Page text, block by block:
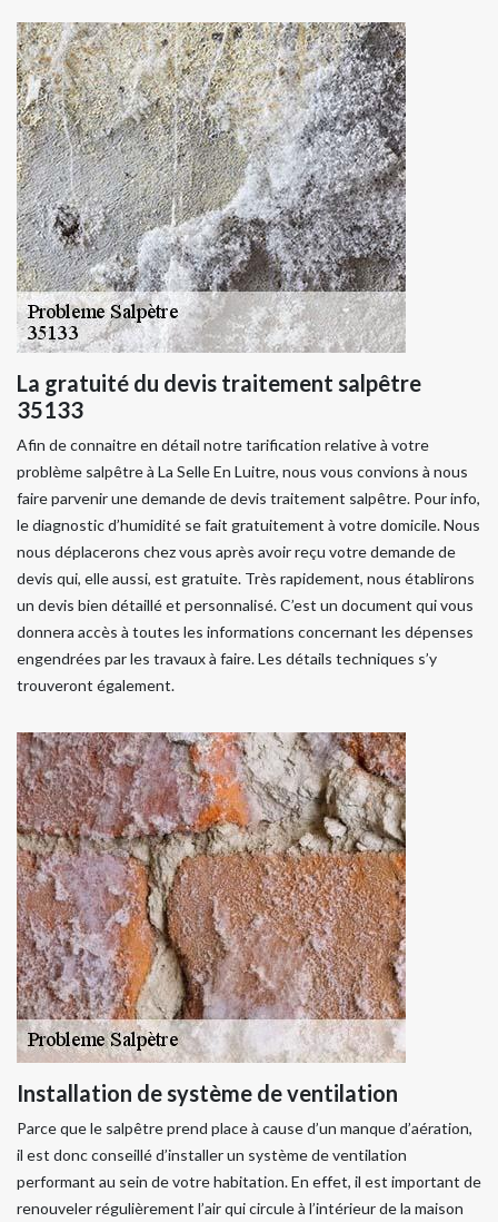
La gratuité du devis traitement salpêtre
35133
Afin de connaitre en détail notre tarification relative à votre
problème salpêtre à La Selle En Luitre, nous vous convions à nous
faire parvenir une demande de devis traitement salpêtre. Pour info,
le diagnostic d’humidité se fait gratuitement à votre domicile. Nous
nous déplacerons chez vous après avoir reçu votre demande de
devis qui, elle aussi, est gratuite. Très rapidement, nous établirons
un devis bien détaillé et personnalisé. C’est un document qui vous
donnera accès à toutes les informations concernant les dépenses
engendrées par les travaux à faire. Les détails techniques s’y
trouveront également.
Installation de système de ventilation
Parce que le salpêtre prend place à cause d’un manque d’aération,
il est donc conseillé d’installer un système de ventilation
performant au sein de votre habitation. En effet, il est important de
renouveler régulièrement l’air qui circule à l’intérieur de la maison